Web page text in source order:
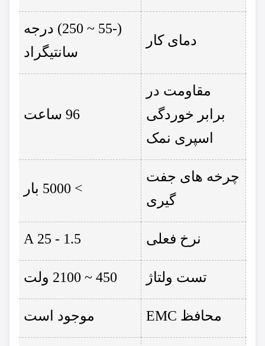
دمای کار
(-55 ~ 250) درجه
سانتیگراد
مقاومت در
برابر خوردگی
اسپری نمک
چرخه های جفت
گیری
نرخ فعلی
تست ولتاژ 450 ~ 2100 ولت
محافظ EMC موجود است